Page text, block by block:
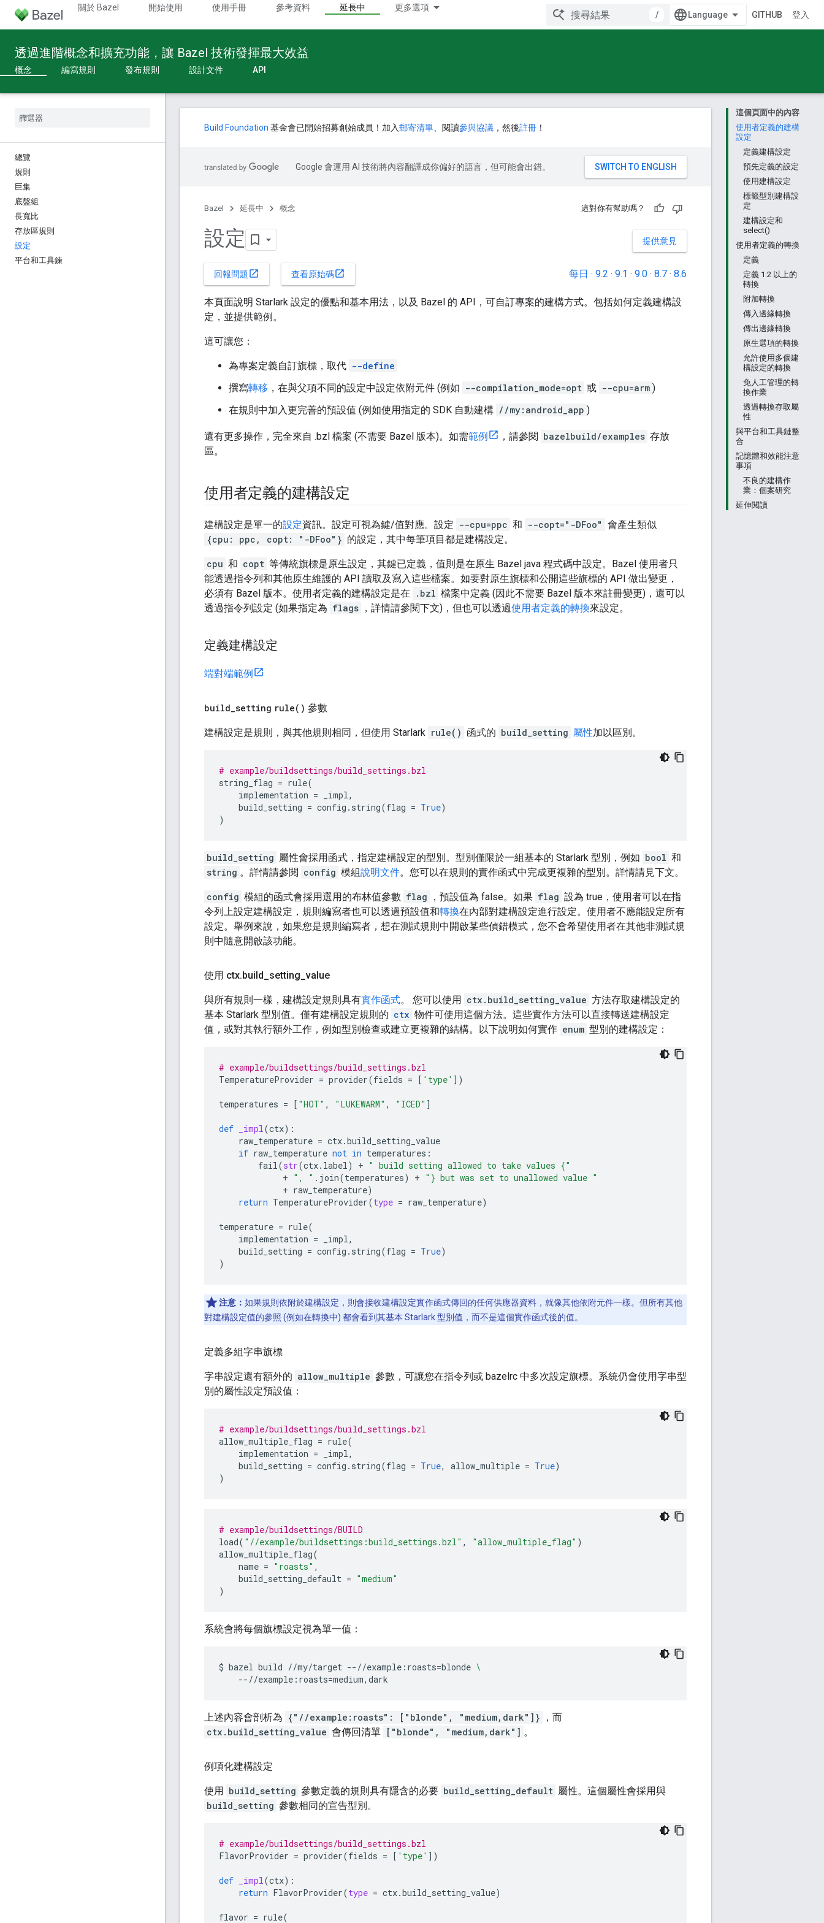
關於 Bazel 開始使用 使用手冊 參考資料 延長中 更多選項
/ GITHUB 登入
透過進階概念和擴充功能，讓 Bazel 技術發揮最大效益
概念 編寫規則 發布規則 設計文件 API
總覽
規則
巨集
底盤組
長寬比
存放區規則
設定
平台和工具鍊
這個頁面中的內容
使用者定義的建構
設定
定義建構設定
預先定義的設定
使用建構設定
標籤型別建構設
定
建構設定和
select()
使用者定義的轉換
定義
定義 1:2 以上的
轉換
附加轉換
傳入邊緣轉換
傳出邊緣轉換
原生選項的轉換
允許使用多個建
構設定的轉換
免人工管理的轉
換作業
透過轉換存取屬
性
與平台和工具鏈整
合
記憶體和效能注意
事項
不良的建構作
業：個案研究
延伸閱讀
Build Foundation 基金會已開始招募創始成員！加入郵寄清單 、閱讀參與協議 ，然後註冊 ！
Google 會運用 AI 技術將內容翻譯成你偏好的語言，但可能會出錯。
Bazel 延長中 概念 這對你有幫助嗎？
提供意見
設定
回報問題 open_in_new 查看原始碼open_in_new 每日 · 9.2 · 9.1 · 9.0 · 8.7 · 8.6
本頁面說明 Starlark 設定的優點和基本用法，以及 Bazel 的 API，可自訂專案的建構方式。包括如何定義建構設
定，並提供範例。
這可讓您：
為專案定義自訂旗標，取代 --define
撰寫轉移 ，在與父項不同的設定中設定依附元件 (例如 --compilation_mode=opt 或 --cpu=arm )
在規則中加入更完善的預設值 (例如使用指定的 SDK 自動建構 //my:android_app )
還有更多操作，完全來自 .bzl 檔案 (不需要 Bazel 版本)。如需範例 ，請參閱 bazelbuild/examples 存放
區。
使用者定義的建構設定
建構設定是單一的設定資訊。設定可視為鍵/值對應。設定 --cpu=ppc 和 --copt="-DFoo" 會產生類似
{cpu: ppc, copt: "-DFoo"} 的設定，其中每筆項目都是建構設定。
cpu 和 copt 等傳統旗標是原生設定，其鍵已定義，值則是在原生 Bazel java 程式碼中設定。Bazel 使用者只
能透過指令列和其他原生維護的 API 讀取及寫入這些檔案。如要對原生旗標和公開這些旗標的 API 做出變更，
必須有 Bazel 版本。使用者定義的建構設定是在
.bzl 檔案中定義 (因此不需要 Bazel 版本來註冊變更)，還可以
透過指令列設定 (如果指定為 flags ，詳情請參閱下文)，但也可以透過使用者定義的轉換來設定。
定義建構設定
端對端範例
build_setting rule( ) 參數
建構設定是規則，與其他規則相同，但使用 Starlark rule() 函式的 build_setting 屬性加以區別。
# example/buildsettings/build_settings.bzl
string_flag = rule(
implementation = _impl,
build_setting = config . string(flag = True)
)
build_setting 屬性會採用函式，指定建構設定的型別。型別僅限於一組基本的 Starlark 型別，例如 bool 和
string 。詳情請參閱 config 模組說明文件。您可以在規則的實作函式中完成更複雜的型別。詳情請見下文。
config 模組的函式會採用選用的布林值參數 flag ，預設值為 false。如果 flag 設為 true，使用者可以在指
令列上設定建構設定，規則編寫者也可以透過預設值和轉換在內部對建構設定進行設定。使用者不應能設定所有
設定。舉例來說，如果您是規則編寫者，想在測試規則中開啟某些偵錯模式，您不會希望使用者在其他非測試規
則中隨意開啟該功能。
使用 ctx.build setting value
與所有規則一樣，建構設定規則具有實作函式。 您可以使用 ctx.build_setting_value 方法存取建構設定的
基本 Starlark 型別值。僅有建構設定規則的 ctx 物件可使用這個方法。這些實作方法可以直接轉送建構設定
值，或對其執行額外工作，例如型別檢查或建立更複雜的結構。以下說明如何實作 enum 型別的建構設定：
# example/buildsettings/build_settings.bzl
TemperatureProvider = provider(fields = [ 'type' ])
temperatures = [ "HOT" , "LUKEWARM" , "ICED" ]
def _impl(ctx):
raw_temperature = ctx.build_setting_value
if raw_temperature not in temperatures :
fail(str(ctx. label) + " build setting allowed to take values {"
+ ", " . join(temperatures) + "} but was set to unallowed value "
+ raw_temperature)
return TemperatureProvider(type = raw_temperature)
temperature = rule(
implementation = _impl,
build_setting = config . string(flag = True)
)
注意： 如果規則依附於建構設定，則會接收建構設定實作函式傳回的任何供應器資料，就像其他依附元件一樣。但所有其他
對建構設定值的參照 (例如在轉換中) 都會看到其基本 Starlark 型別值，而不是這個實作函式後的值。
定義多組字串旗標
字串設定還有額外的 allow_multiple 參數，可讓您在指令列或 bazelrc 中多次設定旗標。系統仍會使用字串型
別的屬性設定預設值：
# example/buildsettings/build_settings.bzl
allow_multiple_flag = rule(
implementation = _impl,
build_setting = config . string(flag = True, allow_multiple = True)
)
# example/buildsettings/BUILD
load( "//example/buildsettings:build_settings.bzl" , "allow_multiple_flag" )
allow_multiple_flag(
name = "roasts" ,
build_setting_default = "medium"
)
系統會將每個旗標設定視為單一值：
$ bazel build //my/target --//example:roasts=blonde \
--//example:roasts=
上述內容會剖析為 {"//example:roasts": ["blonde", "medium,dark"]}
，而
ctx.build_setting_value 會傳回清單 ["blonde", "medium,dark"] 。
例項化建構設定
使用 build_setting 參數定義的規則具有隱含的必要 build_setting_default 屬性。這個屬性會採用與
build_setting 參數相同的宣告型別。
# example/buildsettings/build_settings.bzl
FlavorProvider = provider(fields = [ 'type' ])
def _impl(ctx):
return FlavorProvider(type = ctx.build_setting_value)
flavor = rule(